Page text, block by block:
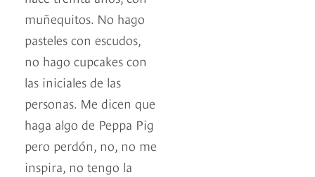
muñequitos. No hago
pasteles con escudos,
no hago cupcakes con
las iniciales de las
personas. Me dicen que
haga algo de Peppa Pig
pero perdón, no, no me
inspira, no tengo la